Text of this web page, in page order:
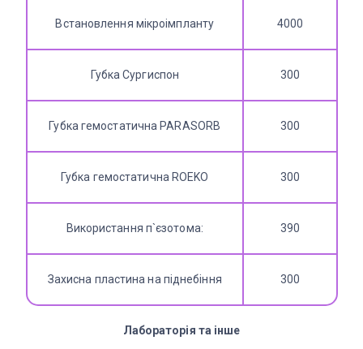
Встановлення мікроімпланту 4000
Губка Сургиспон 300
Губка гемостатична PARASORB 300
Губка гемостатична ROEKO 300
Використання п`єзотома: 390
Захисна пластина на піднебіння 300
Лабораторія та інше